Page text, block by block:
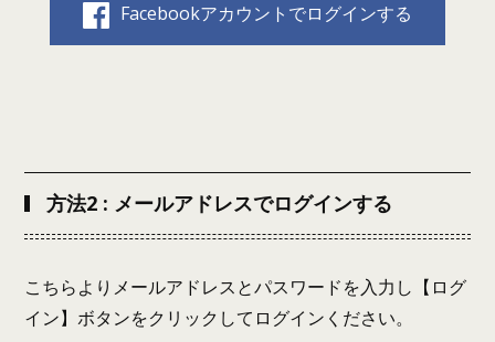
Facebookアカウントでログインする
方法2 : メールアドレスでログインする
こちらよりメールアドレスとパスワードを入力し【ログ
イン】ボタンをクリックしてログインください。